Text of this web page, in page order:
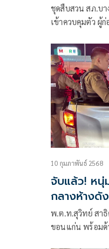
ชุดสืบสวน สภ.บา
เข้าควบคุมตัว ผู้
10 กุมภาพันธ์ 2568
จับแล้ว! หนุ่
กลางห้างดัง
พ.ต.ท.สุวิทย์ สาธิ
ขอนแก่น พร้อมด้